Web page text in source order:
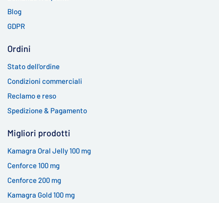
Blog
GDPR
Ordini
Stato dell'ordine
Condizioni commerciali
Reclamo e reso
Spedizione & Pagamento
Migliori prodotti
Kamagra Oral Jelly 100 mg
Cenforce 100 mg
Cenforce 200 mg
Kamagra Gold 100 mg